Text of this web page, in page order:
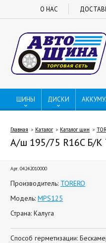
О НАС
ШИНЫ ДИСКИ
Главная Каталог Каталог шин
А/ш 195/75 R16C Б/К
Арт. 04242010000
Производитель: TORERO
Модель: MPS125
Страна: Калуга
Способ герметизации: